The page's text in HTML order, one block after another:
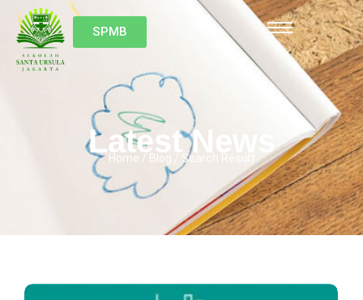
SPMB
Latest News
Home / Blog / Search Result